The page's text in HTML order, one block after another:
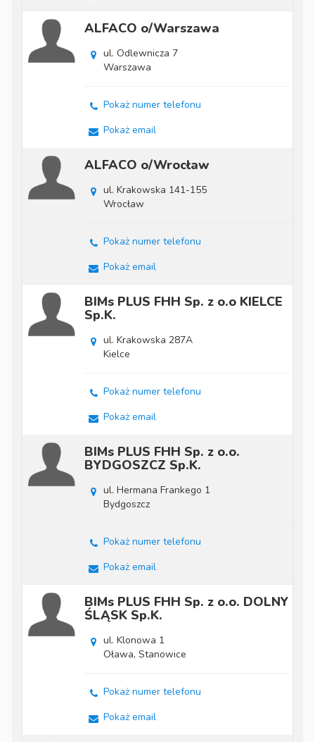
ALFACO o/Warszawa
ul. Odlewnicza 7
Warszawa
Pokaż numer telefonu
Pokaż email
ALFACO o/Wrocław
ul. Krakowska 141-155
Wrocław
Pokaż numer telefonu
Pokaż email
BIMs PLUS FHH Sp. z o.o KIELCE
Sp.K.
ul. Krakowska 287A
Kielce
Pokaż numer telefonu
Pokaż email
BIMs PLUS FHH Sp. z o.o.
BYDGOSZCZ Sp.K.
ul. Hermana Frankego 1
Bydgoszcz
Pokaż numer telefonu
Pokaż email
BIMs PLUS FHH Sp. z o.o. DOLNY
ŚLĄSK Sp.K.
ul. Klonowa 1
Oława, Stanowice
Pokaż numer telefonu
Pokaż email